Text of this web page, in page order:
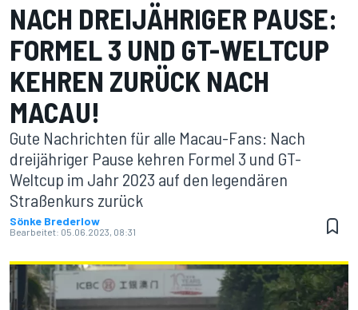
NACH DREIJÄHRIGER PAUSE:
FORMEL 3 UND GT-WELTCUP
KEHREN ZURÜCK NACH
MACAU!
Gute Nachrichten für alle Macau-Fans: Nach
dreijähriger Pause kehren Formel 3 und GT-
Weltcup im Jahr 2023 auf den legendären
Straßenkurs zurück
Sönke Brederlow
Bearbeitet: 05.06.2023, 08:31